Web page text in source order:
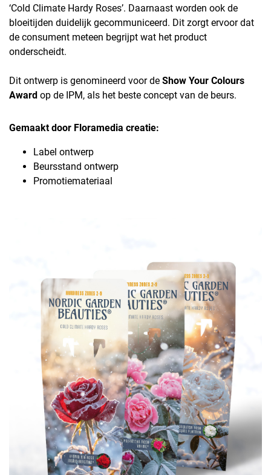
‘Cold Climate Hardy Roses’. Daarnaast worden ook de
bloeitijden duidelijk gecommuniceerd. Dit zorgt ervoor dat
de consument meteen begrijpt wat het product
onderscheidt.
Dit ontwerp is genomineerd voor de Show Your Colours
Award op de IPM, als het beste concept van de beurs.
Gemaakt door Floramedia creatie:
Label ontwerp
Beursstand ontwerp
Promotiemateriaal